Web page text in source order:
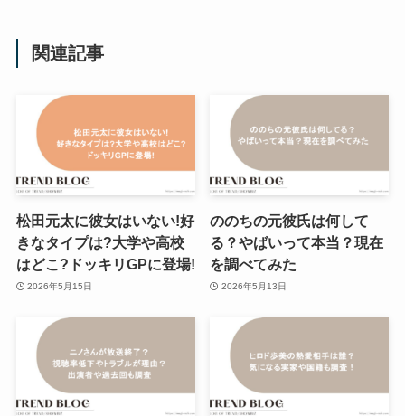
関連記事
松田元太に彼女はいない!好
きなタイプは?大学や高校
はどこ?ドッキリGPに登場!
2026年5月15日
ののちの元彼氏は何して
る？やばいって本当？現在
を調べてみた
2026年5月13日